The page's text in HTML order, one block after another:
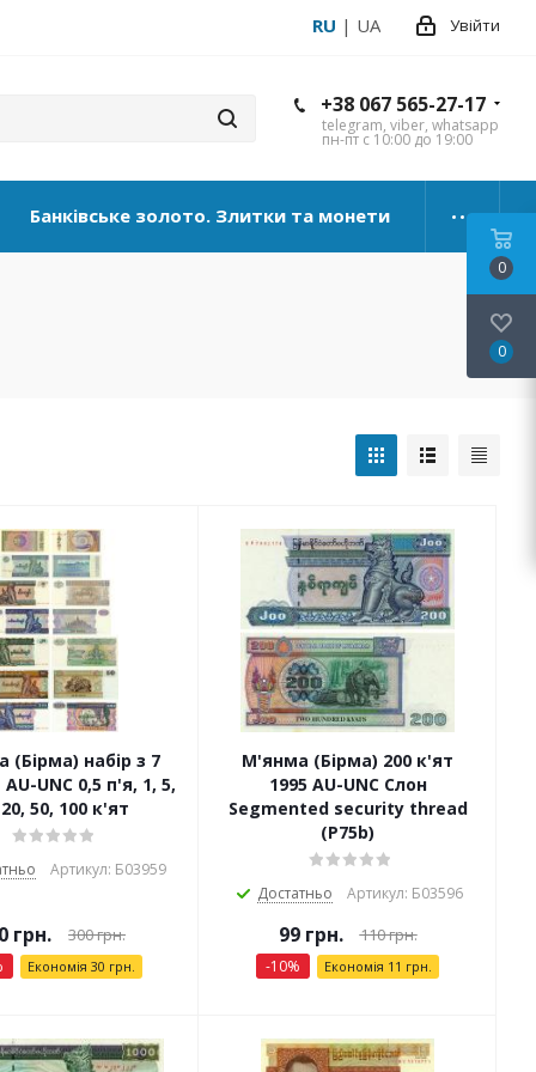
Увійти
RU | UA
+38 067 565-27-17
telegram, viber, whatsapp
пн-пт с 10:00 до 19:00
Банківське золото. Злитки та монети
набір з 7
UNC 0,5 п'я, 1, 5,
50, 100 к'ят
Артикул: Б03959
грн. 300грн.
Економія 30 грн.
М'янма (Бірма) 200 к'ят
1995 AU-UNC Слон
Segmented security thread
(P75b)
Достатньо Артикул: Б03596
99грн. 110грн.
-10% Економія 11 грн.
0
0